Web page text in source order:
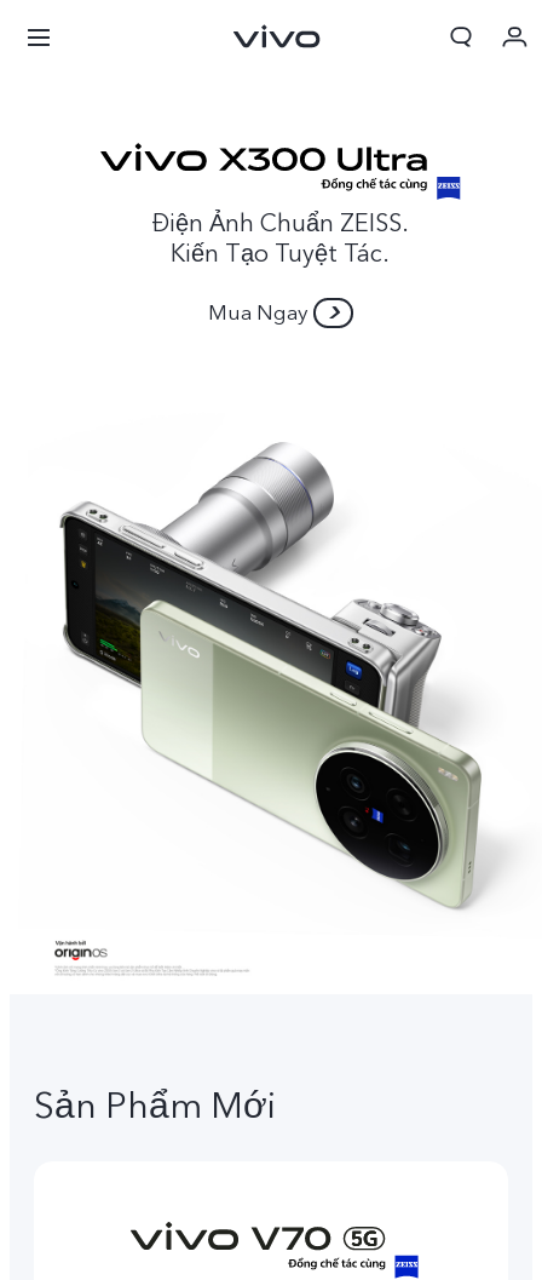
Điện Ảnh Chuẩn ZEISS.
Kiến Tạo Tuyệt Tác.
Mua Ngay
Sản Phẩm Mới